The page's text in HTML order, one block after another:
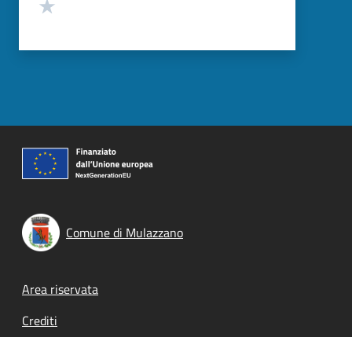
Comune di Mulazzano
Footer menu
Area riservata
Crediti